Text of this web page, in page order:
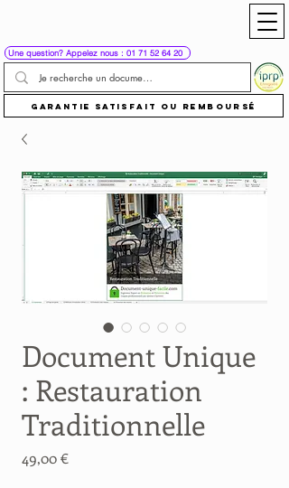
Garantie satisfait ou remboursé
Une question? Appelez nous : 01 71 52 64 20
Document Unique
: Restauration
Traditionnelle
49,00 €Prix